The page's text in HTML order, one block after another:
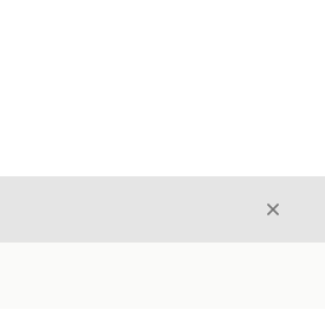
Fechar